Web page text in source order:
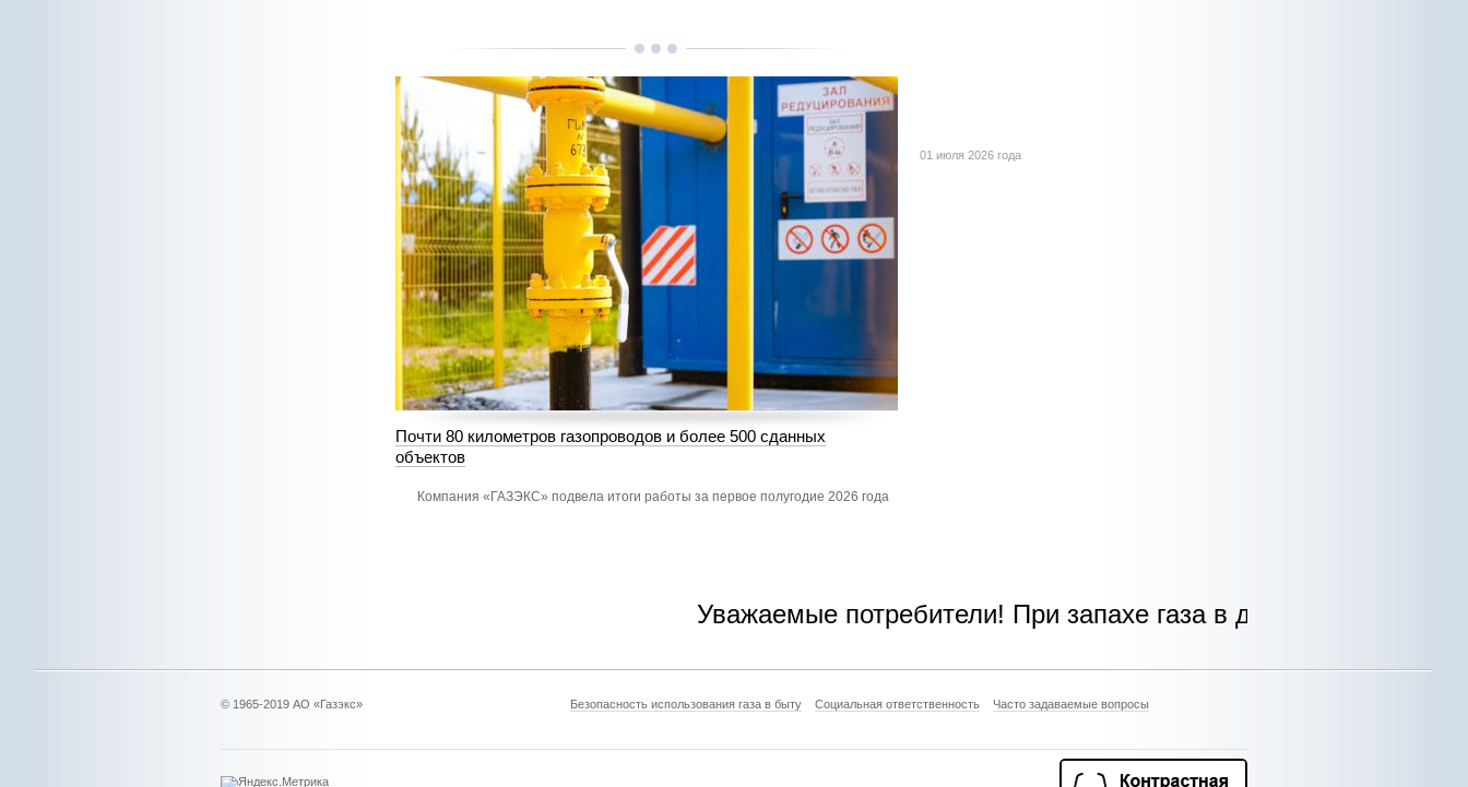
01 июля 2026 года
Почти 80 километров газопроводов и более 500 сданных
объектов
Компания «ГАЗЭКС» подвела итоги работы за первое полугодие 2026 года
Уважаемые потребители! При запахе газа в доме, квартире, на
© 1965-2019 АО «Газэкс» Безопасность использования газа в быту Социальная ответственность Часто задаваемые вопросы